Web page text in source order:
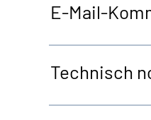
E-Mail-
Technisch